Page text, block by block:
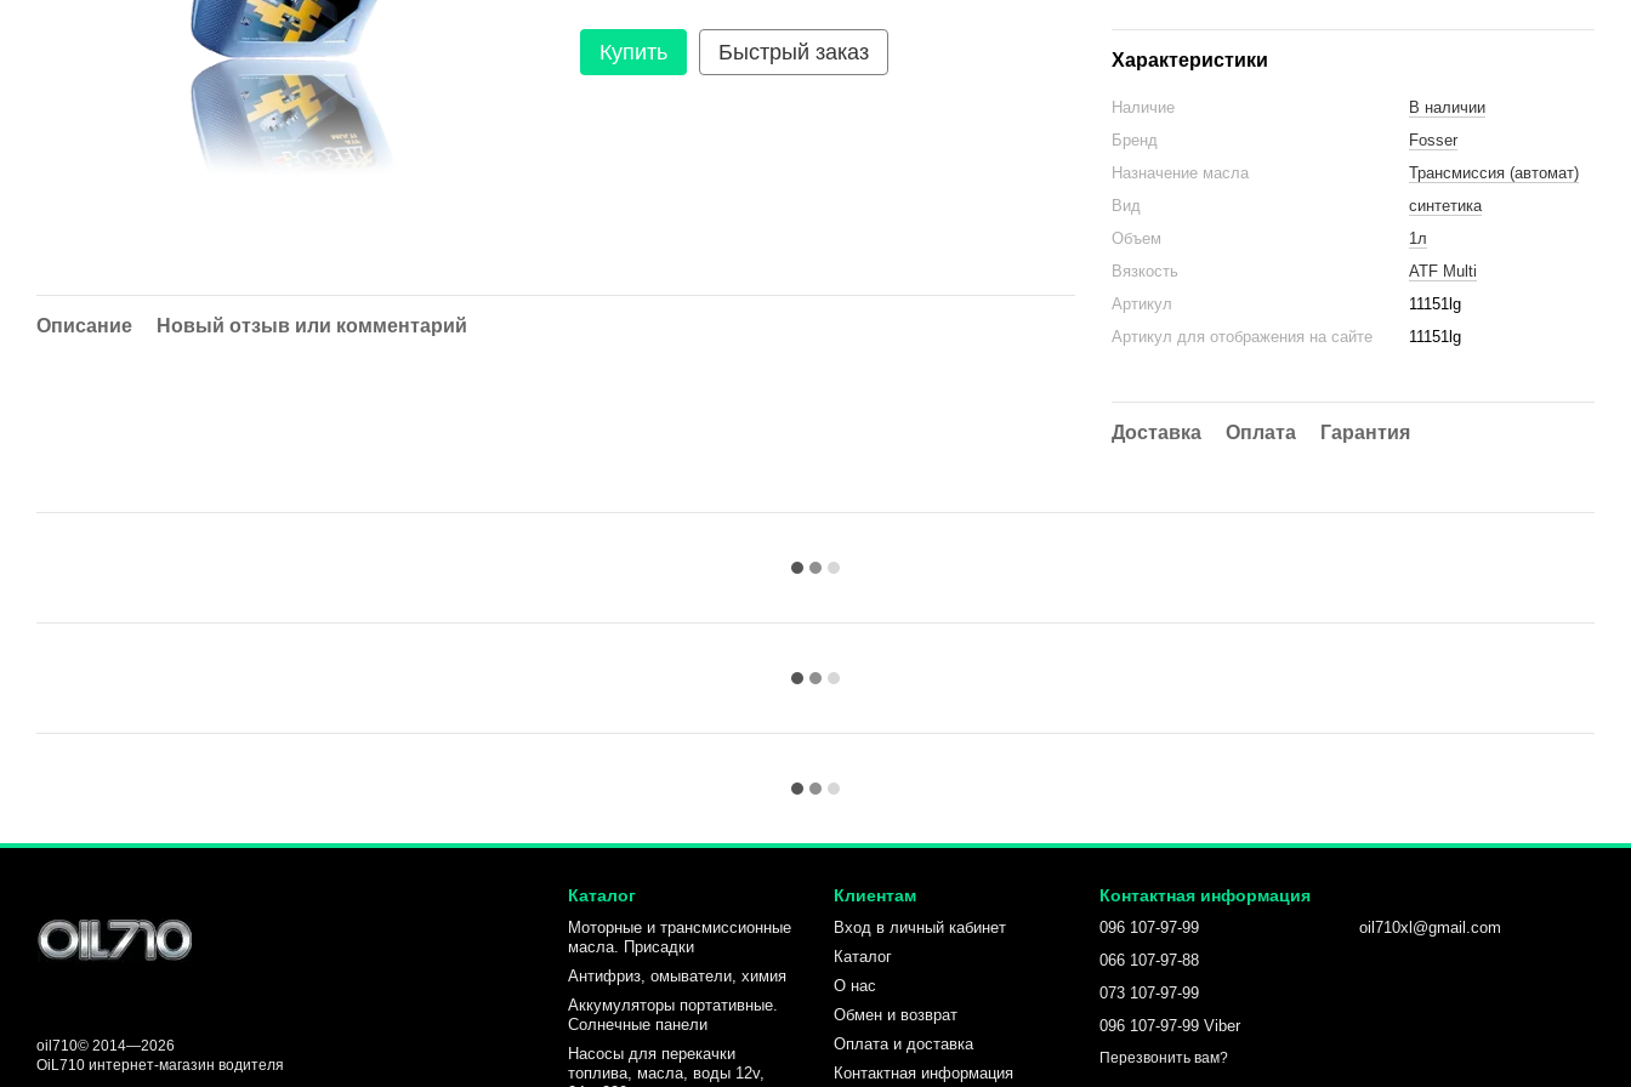
Купить Быстрый заказ Характеристики
Наличие
В наличии
Бренд
Fosser
Назначение масла
Трансмиссия (автомат)
Вид
синтетика
Объем
1л
Вязкость
ATF Multi
Артикул
11151lg
Артикул для отображения на сайте
11151lg
Доставка Оплата Гарантия
Описание Новый отзыв или комментарий
oil710© 2014—2026
OiL710 интернет-магазин водителя
Каталог
Моторные и трансмиссионные
масла. Присадки
Антифриз, омыватели, химия
Аккумуляторы портативные.
Солнечные панели
Насосы для перекачки
топлива, масла, воды 12v,
Клиентам
Вход в личный кабинет
Каталог
О нас
Обмен и возврат
Оплата и доставка
Контактная информация
Контактная информация
096 107-97-99
066 107-97-88
073 107-97-99
096 107-97-99 Viber
Перезвонить вам?
oil710xl@gmail.com